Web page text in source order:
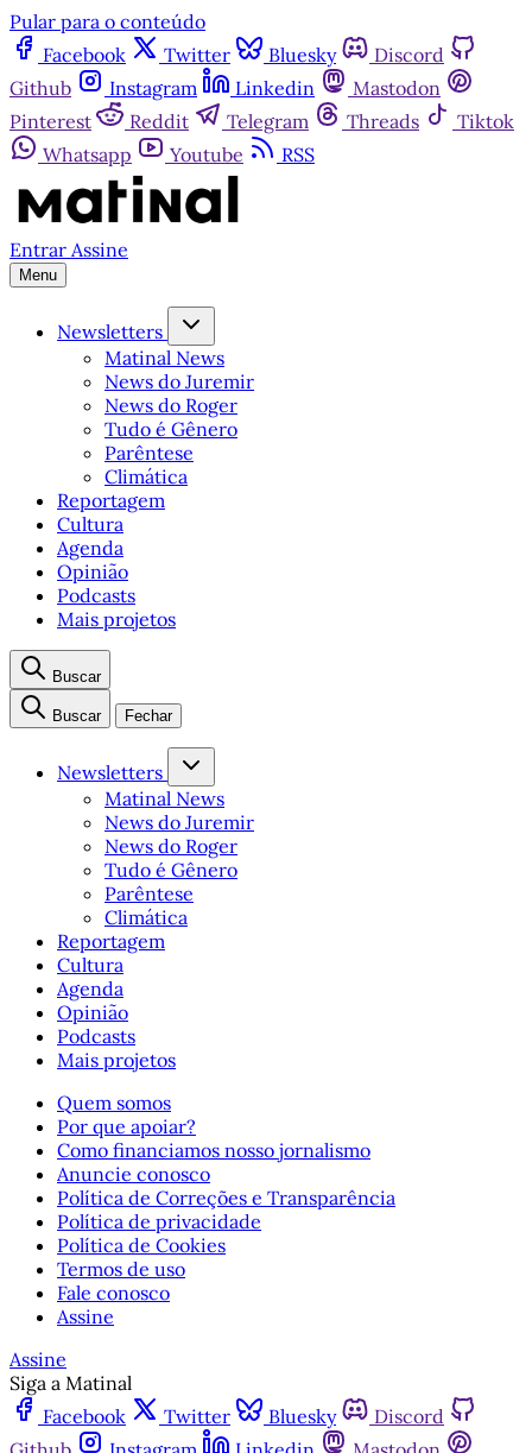
Pular para o conteúdo
Facebook
Twitter Bluesky
Discord
Github
Instagram Linkedin
Mastodon
Pinterest
Reddit Telegram Threads
Tiktok
Whatsapp
Youtube RSS
Entrar Assine
Menu
Newsletters
Matinal News
News do Juremir
News do Roger
Tudo é Gênero
Parêntese
Climática
Reportagem
Cultura
Agenda
Opinião
Podcasts
Mais projetos
Buscar
Buscar Fechar
Newsletters
Matinal News
News do Juremir
News do Roger
Tudo é Gênero
Parêntese
Climática
Reportagem
Cultura
Agenda
Opinião
Podcasts
Mais projetos
Quem somos
Por que apoiar?
Como financiamos nosso jornalismo
Anuncie conosco
Política de Correções e Transparência
Política de privacidade
Política de Cookies
Termos de uso
Fale conosco
Assine
Assine
Siga a Matinal
Facebook
Twitter Bluesky
Discord